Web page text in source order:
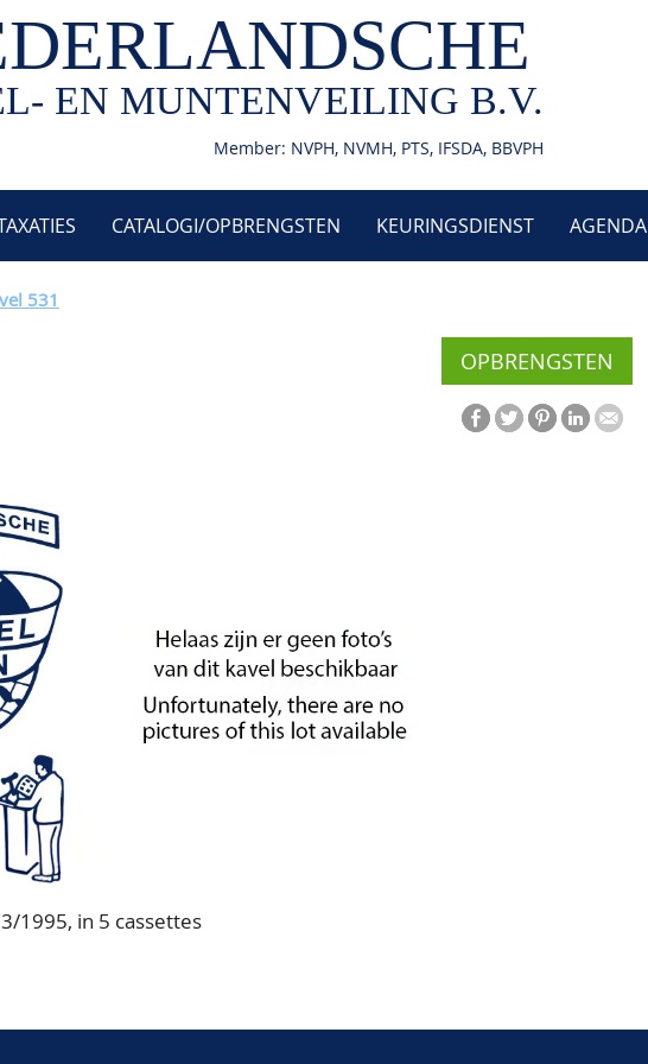
EN MUNTENVEILING B.V.
Member: NVPH, NVMH, PTS, IFSDA, BBVPH
CATALOGI/OPBRENGSTEN KEURINGSDIENST AGENDA
531
OPBRENGSTEN
1995, in 5 cassettes